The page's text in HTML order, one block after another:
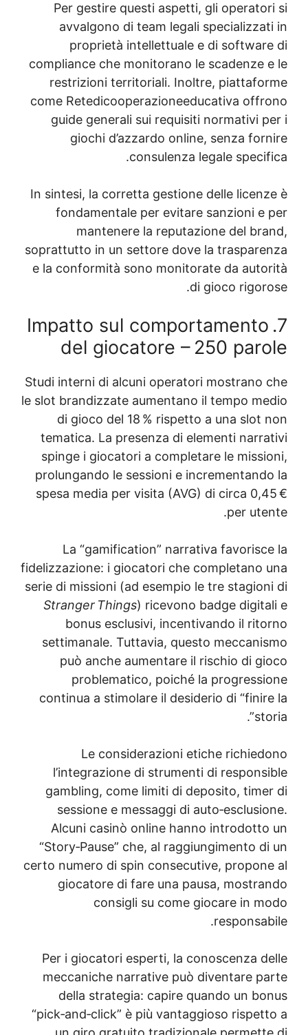
Per gestire questi aspetti, gli
avvalgono di team legali
proprietà intellettuale e di
compliance che monitorano le
restrizioni territoriali. Inoltre,
come Retedicooperazioneeducativa
guide generali sui requisiti normativi
giochi d’azzardo online, senza
consulenza legale
In sintesi, la corretta gestione delle
fondamentale per evitare sanzioni
mantenere la reputazione del
soprattutto in un settore dove la
e la conformità sono monitorate da
di gioco
7. Impatto sul
del giocatore – 250
Studi interni di alcuni operatori
le slot brandizzate aumentano il tempo
di gioco del 18 % rispetto a una
tematica. La presenza di elementi
spinge i giocatori a completare le
prolungando le sessioni e
spesa media per visita (AVG) di circa
per
La “gamification” narrativa
fidelizzazione: i giocatori che completano
serie di missioni (ad esempio le tre
Stranger Things) ricevono badge
bonus esclusivi, incentivando il
settimanale. Tuttavia, questo
può anche aumentare il rischio di
problematico, poiché la
continua a stimolare il desiderio di
Le considerazioni etiche
l’integrazione di strumenti di
gambling, come limiti di deposito,
sessione e messaggi di
Alcuni casinò online hanno
“Story‑Pause” che, al raggiungimento
certo numero di spin consecutive,
giocatore di fare una pausa,
consigli su come giocare in
Per i giocatori esperti, la conoscenza
meccaniche narrative può diventare
della strategia: capire quando un
“pick‑and‑click” è più vantaggioso